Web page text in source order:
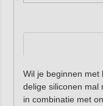
Wil je beginnen met
delige siliconen mal
in combinatie met